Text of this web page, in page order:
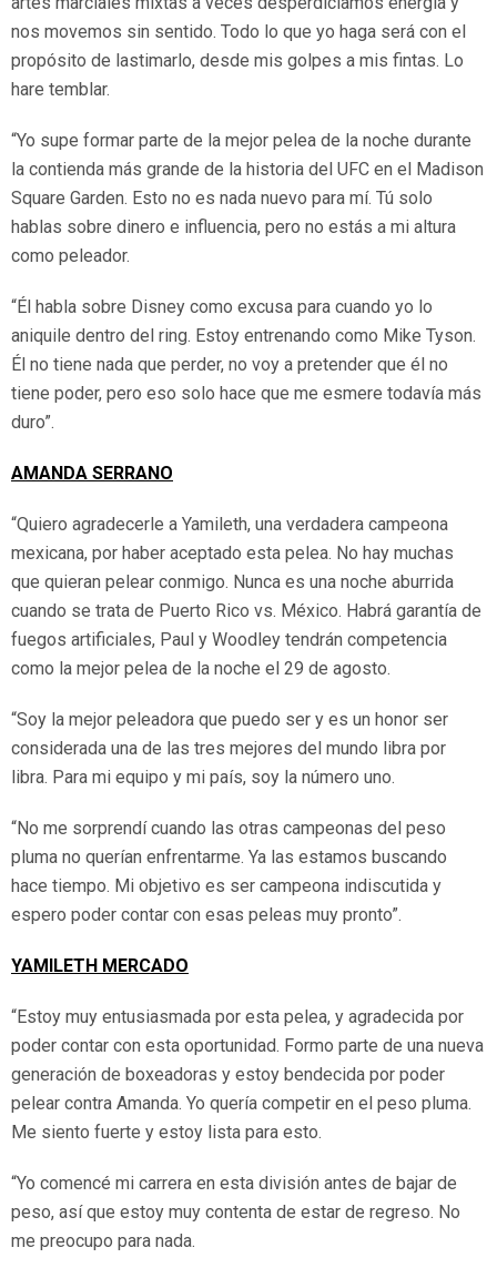
nos movemos sin sentido. Todo lo que yo haga será con el
propósito de lastimarlo, desde mis golpes a mis fintas. Lo
hare temblar.
“Yo supe formar parte de la mejor pelea de la noche durante
la contienda más grande de la historia del UFC en el Madison
Square Garden. Esto no es nada nuevo para mí. Tú solo
hablas sobre dinero e influencia, pero no estás a mi altura
como peleador.
“Él habla sobre Disney como excusa para cuando yo lo
aniquile dentro del ring. Estoy entrenando como Mike Tyson.
Él no tiene nada que perder, no voy a pretender que él no
tiene poder, pero eso solo hace que me esmere todavía más
duro”.
AMANDA SERRANO
“Quiero agradecerle a Yamileth, una verdadera campeona
mexicana, por haber aceptado esta pelea. No hay muchas
que quieran pelear conmigo. Nunca es una noche aburrida
cuando se trata de Puerto Rico vs. México. Habrá garantía de
fuegos artificiales, Paul y Woodley tendrán competencia
como la mejor pelea de la noche el 29 de agosto.
“Soy la mejor peleadora que puedo ser y es un honor ser
considerada una de las tres mejores del mundo libra por
libra. Para mi equipo y mi país, soy la número uno.
“No me sorprendí cuando las otras campeonas del peso
pluma no querían enfrentarme. Ya las estamos buscando
hace tiempo. Mi objetivo es ser campeona indiscutida y
espero poder contar con esas peleas muy pronto”.
YAMILETH MERCADO
“Estoy muy entusiasmada por esta pelea, y agradecida por
poder contar con esta oportunidad. Formo parte de una nueva
generación de boxeadoras y estoy bendecida por poder
pelear contra Amanda. Yo quería competir en el peso pluma.
Me siento fuerte y estoy lista para esto.
“Yo comencé mi carrera en esta división antes de bajar de
peso, así que estoy muy contenta de estar de regreso. No
me preocupo para nada.